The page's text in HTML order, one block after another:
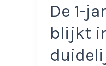
De 1-
blijkt